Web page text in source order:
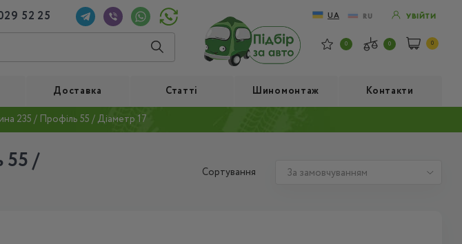
52 25 UA RU УВІЙТИ
0 0 0
Доставка Статті Шиномонтаж Контакти
235 / Профіль 55 / Діаметр 17
55 /
Сортування